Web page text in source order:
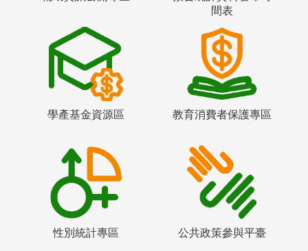
間表
學產基金資源區 教育消費者保護專區
性別統計專區 公共政策參與平臺